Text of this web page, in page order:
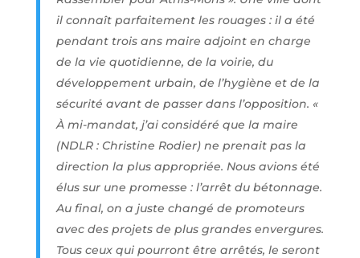
il connaît parfaitement les rouages : il a été
pendant trois ans maire adjoint en charge
de la vie quotidienne, de la voirie, du
développement urbain, de l’hygiène et de la
sécurité avant de passer dans l’opposition. «
À mi-mandat, j’ai considéré que la maire
(NDLR : Christine Rodier) ne prenait pas la
direction la plus appropriée. Nous avions été
élus sur une promesse : l’arrêt du bétonnage.
Au final, on a juste changé de promoteurs
avec des projets de plus grandes envergures.
Tous ceux qui pourront être arrêtés, le seront